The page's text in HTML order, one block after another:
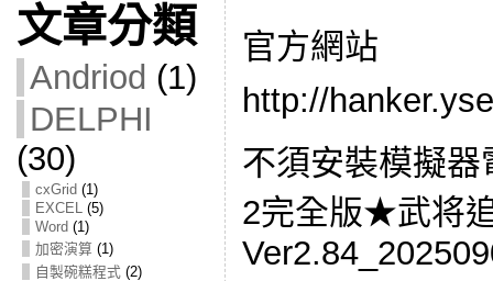
文章分類
Andriod (1)
DELPHI
(30)
cxGrid (1)
EXCEL(5)
Word (1)
加密演算(1)
自製碗糕程式(2)
官方網站
http://
不須安裝模擬
2完全版★武将